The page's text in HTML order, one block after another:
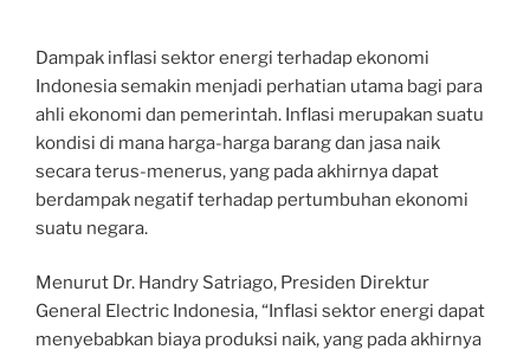
Dampak inflasi sektor energi terhadap ekonomi
Indonesia semakin menjadi perhatian utama bagi para
ahli ekonomi dan pemerintah. Inflasi merupakan suatu
kondisi di mana harga-harga barang dan jasa naik
secara terus-menerus, yang pada akhirnya dapat
berdampak negatif terhadap pertumbuhan ekonomi
suatu negara.
Menurut Dr. Handry Satriago, Presiden Direktur
General Electric Indonesia, “Inflasi sektor energi dapat
menyebabkan biaya produksi naik, yang pada akhirnya